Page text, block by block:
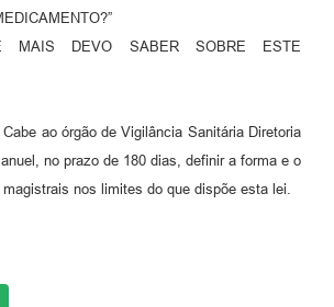
DEVO SABER SOBRE ESTE
Cabe ao órgão de Vigilância Sanitária Diretoria
no prazo de 180 dias, definir a forma e o
nos limites do que dispõe esta lei.